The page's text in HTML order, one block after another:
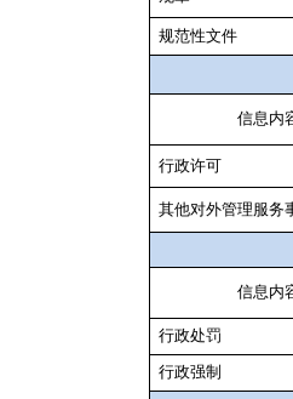
规范性文件
信息内
行政许可
其他对外管理服务
信息内
行政处罚
行政强制